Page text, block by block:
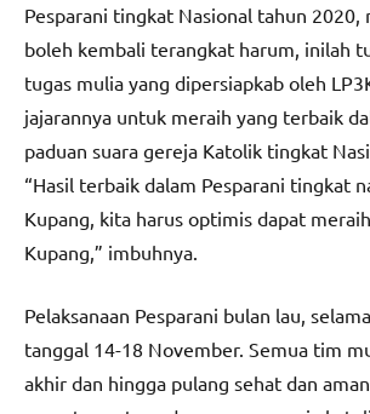
Pesparani tingkat Nasional tahun 2020,
boleh kembali terangkat harum, inilah
tugas mulia yang dipersiapkab oleh
jajarannya untuk meraih yang terbaik
paduan suara gereja Katolik tingkat
“Hasil terbaik dalam Pesparani tingkat
Kupang, kita harus optimis dapat
Kupang,” imbuhnya.
Pelaksanaan Pesparani bulan lau,
tanggal 14-18 November. Semua tim
akhir dan hingga pulang sehat dan